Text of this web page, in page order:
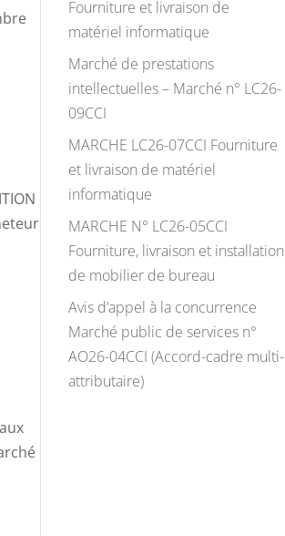
Fourniture et livraison de
matériel informatique
Marché de prestations
intellectuelles – Marché n° LC26-
09CCI
MARCHE LC26-07CCI Fourniture
et livraison de matériel
informatique
MARCHE N° LC26-05CCI
Fourniture, livraison et installation
de mobilier de bureau
Avis d’appel à la concurrence
Marché public de services n°
AO26-04CCI (Accord-cadre multi-
attributaire)